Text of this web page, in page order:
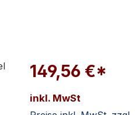
149,56 €*
inkl. MwSt